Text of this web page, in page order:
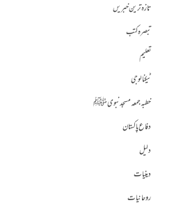
تازہ ترین خبریں
تبصرہ کتب
تعلیم
ٹیکنالوجی
خطبہ جمعہ مسجد نبوی ﷺ
دفاع پاکستان
دلیل
دینیات
روحانیات